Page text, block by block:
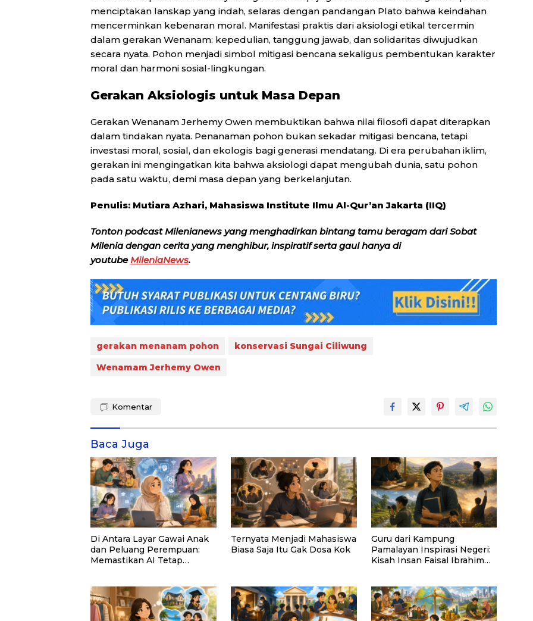
menciptakan lanskap yang indah, selaras dengan pandangan Plato bahwa keindahan
mencerminkan kebenaran moral. Manifestasi praktis dari aksiologi etikal tercermin
dalam gerakan Wenanam: kepedulian, tanggung jawab, dan solidaritas diwujudkan
secara nyata. Pohon menjadi simbol mitigasi bencana sekaligus pembentukan karakter
moral dan harmoni sosial-lingkungan.
Gerakan Aksiologis untuk Masa Depan
Gerakan Wenanam Jerhemy Owen membuktikan bahwa nilai filosofi dapat diterapkan
dalam tindakan nyata. Penanaman pohon bukan sekadar mitigasi bencana, tetapi
investasi moral, sosial, dan ekologis bagi generasi mendatang. Di era perubahan iklim,
gerakan ini mengingatkan kita bahwa aksiologi dapat mengubah dunia, satu pohon
pada satu waktu, demi masa depan yang berkelanjutan.
Penulis: Mutiara Azhari, Mahasiswa Institute Ilmu Al-Qur’an Jakarta (IIQ)
Tonton podcast Milenianews yang menghadirkan bintang tamu beragam dari Sobat
Milenia dengan cerita yang menghibur, inspiratif serta gaul hanya di
youtubeMileniaNews.
gerakan menanam pohon
konservasi Sungai Ciliwung
Wenamam Jerhemy Owen
Komentar
Baca Juga
Di Antara Layar Gawai Anak
dan Peluang Perempuan:
Memastikan AI Tetap
Ternyata Menjadi Mahasiswa
Biasa Saja Itu Gak Dosa Kok
Guru dari Kampung
Pamalayan Inspirasi Negeri:
Kisah Insan Faisal Ibrahim
Negeri”